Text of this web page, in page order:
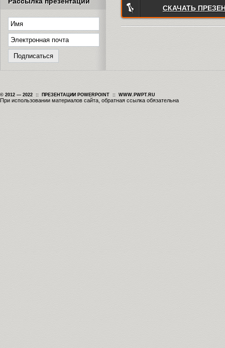
СКАЧАТЬ
© 2012 — 2022 :: ПРЕЗЕНТАЦИИ POWERPOINT :: WWW.PWPT.RU
При использовании материалов сайта, обратная ссылка обязательна